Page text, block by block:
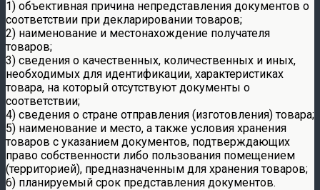
1) объективная причина непредставления документов о
соответствии при декларировании товаров;
2) наименование и местонахождение получателя
товаров;
3) сведения о качественных, количественных и иных,
необходимых для идентификации, характеристиках
товара, на который отсутствуют документы о
соответствии;
4) сведения о стране отправления (изготовления) товара;
5) наименование и место, а также условия хранения
товаров с указанием документов, подтверждающих
право собственности либо пользования помещением
(территорией), предназначенным для хранения товаров;
6) планируемый срок представления документов.